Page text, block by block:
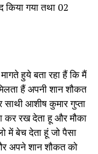
किया गया तथा 02
हुये बता रहा हैं कि मैं
हैं अपनी शान शौकत
आशीष कुमार गुप्ता
कर रख देता हू और मौका
में बेच देता हूं जो पैसा
अपने शान शौकत को